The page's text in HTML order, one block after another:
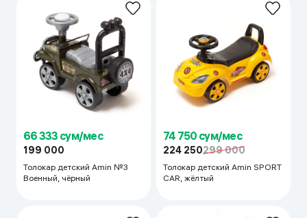
66 333 сум/мес
199 000
Толокар детский Amin №3
Военный, чёрный
74 750 сум/мес
224 250299 000
Толокар детский Amin SPORT
CAR, жёлтый